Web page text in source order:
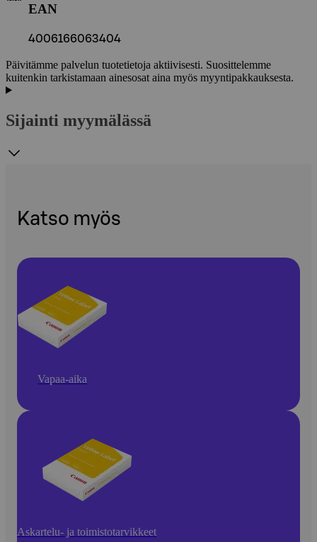
EAN
4006166063404
Päivitämme palvelun tuotetietoja aktiivisesti. Suosittelemme
kuitenkin tarkistamaan ainesosat aina myös myyntipakkauksesta.
Sijainti myymälässä
Katso myös
Vapaa-aika
Askartelu- ja toimistotarvikkeet